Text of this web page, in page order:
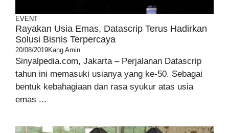
EVENT
Rayakan Usia Emas, Datascrip Terus Hadirkan
Solusi Bisnis Terpercaya
20/08/2019Kang Amin
Sinyalpedia.com, Jakarta – Perjalanan Datascrip
tahun ini memasuki usianya yang ke-50. Sebagai
bentuk kebahagiaan dan rasa syukur atas usia
emas ...